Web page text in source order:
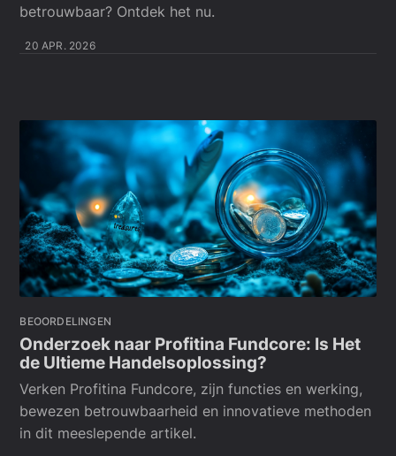
betrouwbaar? Ontdek het nu.
20 APR. 2026
BEOORDELINGEN
Onderzoek naar Profitina Fundcore: Is Het
de Ultieme Handelsoplossing?
Verken Profitina Fundcore, zijn functies en werking,
bewezen betrouwbaarheid en innovatieve methoden
in dit meeslepende artikel.